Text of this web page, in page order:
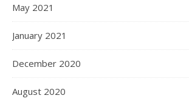
May 2021
January 2021
December 2020
August 2020